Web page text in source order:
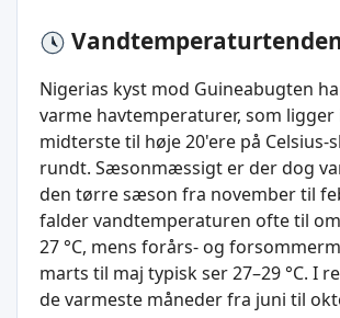
Nigerias kyst mod Guineabugten
varme havtemperaturer, som ligger
midterste til høje 20'ere på Celsius-
rundt. Sæsonmæssigt er der dog
den tørre sæson fra november til
falder vandtemperaturen ofte til
27 °C, mens forårs- og
marts til maj typisk ser 27–29 °C. I
de varmeste måneder fra juni til